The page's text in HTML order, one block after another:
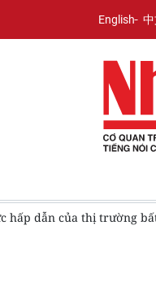
English
hấp dẫn của thị trường